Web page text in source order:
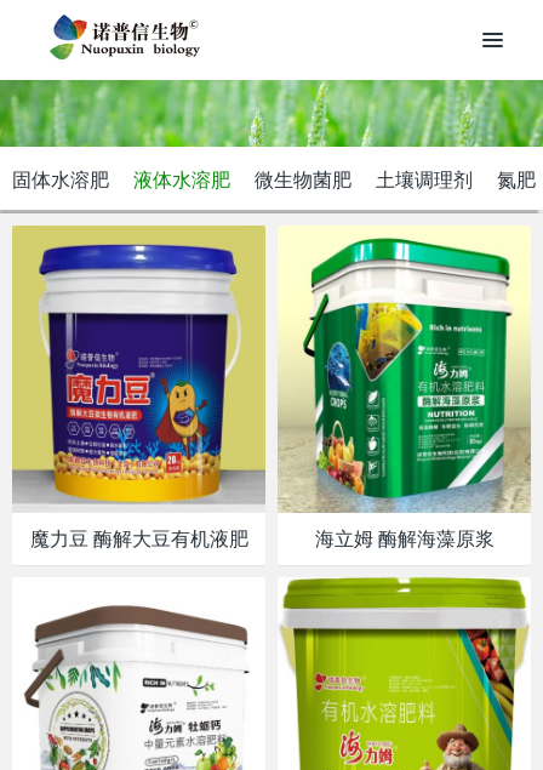
固体水溶肥 液体水溶肥 微生物菌肥 土壤调理剂 氮肥
魔力豆 酶解大豆有机液肥 海立姆 酶解海藻原浆